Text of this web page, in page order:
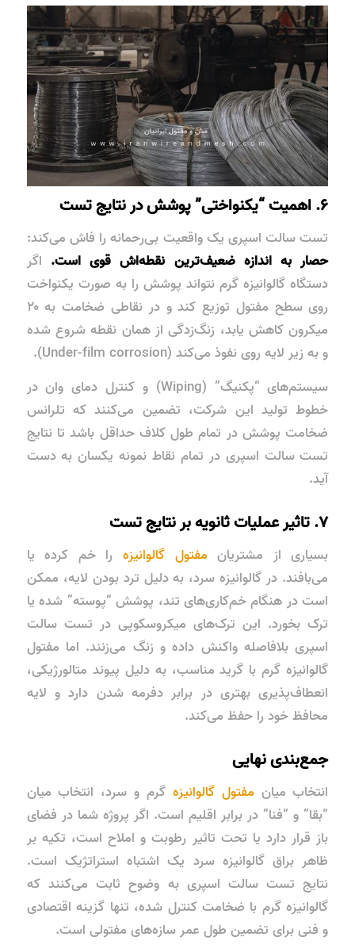
۶. اهمیت “یکنواختی” پوشش در نتایج تست
تست سالت اسپری یک واقعیت بی‌رحمانه را فاش می‌کند:
حصار به اندازه ضعیف‌ترین نقطه‌اش قوی است. اگر
دستگاه گالوانیزه گرم نتواند پوشش را به صورت یکنواخت
روی سطح مفتول توزیع کند و در نقاطی ضخامت به ۲۰
میکرون کاهش یابد، زنگ‌زدگی از همان نقطه شروع شده
و به زیر لایه روی نفوذ می‌کند (Under-film corrosion).
سیستم‌های “پکنیگ” (Wiping) و کنترل دمای وان در
خطوط تولید این شرکت، تضمین می‌کنند که تلرانس
ضخامت پوشش در تمام طول کلاف حداقل باشد تا نتایج
تست سالت اسپری در تمام نقاط نمونه یکسان به دست
آید.
۷. تاثیر عملیات ثانویه بر نتایج تست
بسیاری از مشتریان مفتول گالوانیزهرا خم کرده یا
می‌بافند. در گالوانیزه سرد، به دلیل ترد بودن لایه، ممکن
است در هنگام خم‌کاری‌های تند، پوشش “پوسته” شده یا
ترک بخورد. این ترک‌های میکروسکوپی در تست سالت
اسپری بلافاصله واکنش داده و زنگ می‌زنند. اما مفتول
گالوانیزه گرم با گرید مناسب، به دلیل پیوند متالورژیکی،
انعطاف‌پذیری بهتری در برابر دفرمه شدن دارد و لایه
محافظ خود را حفظ می‌کند.
جمع‌بندی نهایی
انتخاب میان مفتول گالوانیزه گرم و سرد، انتخاب میان
“بقا” و “فنا” در برابر اقلیم است. اگر پروژه شما در فضای
باز قرار دارد یا تحت تاثیر رطوبت و املاح است، تکیه بر
ظاهر براق گالوانیزه سرد یک اشتباه استراتژیک است.
نتایج تست سالت اسپری به وضوح ثابت می‌کنند که
گالوانیزه گرم با ضخامت کنترل شده، تنها گزینه اقتصادی
و فنی برای تضمین طول عمر سازه‌های مفتولی است.